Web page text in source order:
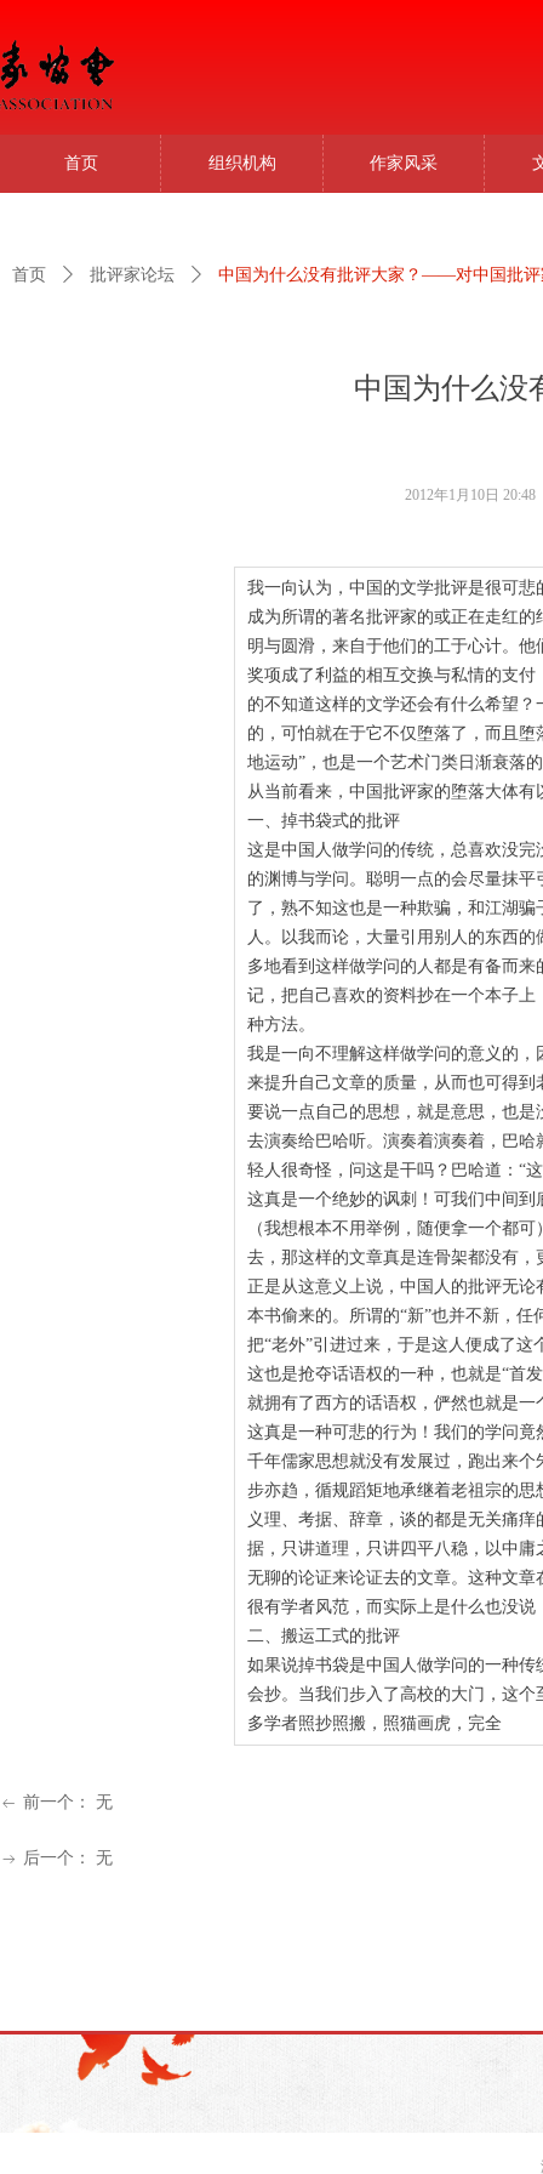
首页 组织机构 作家风采
中国为什么
首页 ꄲ 批评家论坛 ꄲ 中国为什么没有批评大家？——对中国批评
我一向认为，中国的文学批评是很可
成为所谓的著名批评家的或正在走红
明与圆滑，来自于他们的工于心计。
奖项成了利益的相互交换与私情的支
的不知道这样的文学还会有什么希望
的，可怕就在于它不仅堕落了，而且
地运动”，也是一个艺术门类日渐衰落
从当前看来，中国批评家的堕落大体有
一、掉书袋式的批评
这是中国人做学问的传统，总喜欢没
的渊博与学问。聪明一点的会尽量抹
了，熟不知这也是一种欺骗，和江湖
人。以我而论，大量引用别人的东西
多地看到这样做学问的人都是有备而
记，把自己喜欢的资料抄在一个本子
种方法。
我是一向不理解这样做学问的意义的
来提升自己文章的质量，从而也可得
要说一点自己的思想，就是意思，也
去演奏给巴哈听。演奏着演奏着，巴
轻人很奇怪，问这是干吗？巴哈道：“
这真是一个绝妙的讽刺！可我们中间
（我想根本不用举例，随便拿一个都
去，那这样的文章真是连骨架都没有，
正是从这意义上说，中国人的批评无
本书偷来的。所谓的“新”也并不新，
把“老外”引进过来，于是这人便成了
这也是抢夺话语权的一种，也就是“首
就拥有了西方的话语权，俨然也就是一
这真是一种可悲的行为！我们的学问
千年儒家思想就没有发展过，跑出来
步亦趋，循规蹈矩地承继着老祖宗的
义理、考据、辞章，谈的都是无关痛
据，只讲道理，只讲四平八稳，以中
无聊的论证来论证去的文章。这种文
很有学者风范，而实际上是什么也没
二、搬运工式的批评
如果说掉书袋是中国人做学问的一种
会抄。当我们步入了高校的大门，这
多学者照抄照搬，照猫画虎，完全
2012年1月10日 20:48
ꂃ 前一个： 无
ꁹ 后一个： 无